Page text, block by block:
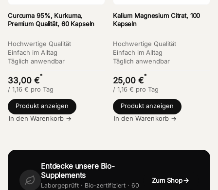
Curcuma 95%, Kurkuma,
Premium Qualität, 60 Kapseln
Hochwertige Qualität
Einfach im Alltag
Täglich anwendbar
33,00 €*
/ 1,16 € pro Tag
Produkt anzeigen
In den Warenkorb →
Kalium Magnesium Citrat, 100
Kapseln
Hochwertige Qualität
Einfach im Alltag
Täglich anwendbar
25,00 €*
/ 1,16 € pro Tag
Produkt anzeigen
In den Warenkorb →
Entdecke unsere Bio-
Supplements
Laborgeprüft · Bio-zertifiziert · 60
Zum Shop